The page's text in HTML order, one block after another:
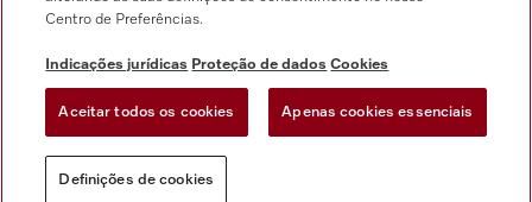
Condições gerais
Definições de cookies
Centro de Preferências.
Indicações jurídicas Proteção de dados Cookies
Aceitar todos os cookies Apenas cookies essenciais
Definições de cookies